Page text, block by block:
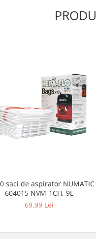
saci de aspirator NUMATIC
604015 NVM-1CH, 9L
69,99 Lei